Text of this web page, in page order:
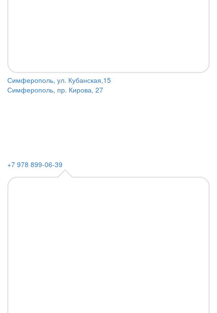
Симферополь, ул. Кубанская,15
Симферополь, пр. Кирова, 27
+7 978 899-06-39